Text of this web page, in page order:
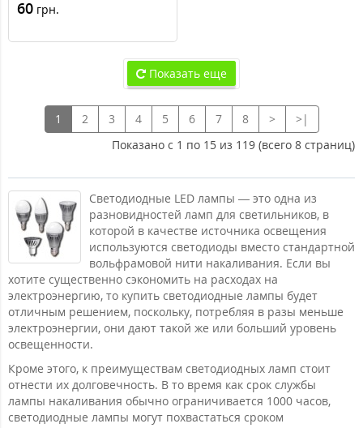
60 грн.
Показать еще
1 2 3 4 5 6 7 8 >
>|
Показано с 1 по 15 из 119 (всего 8 страниц)
Светодиодные LED лампы — это одна из
разновидностей ламп для светильников, в
которой в качестве источника освещения
используются светодиоды вместо стандартной
вольфрамовой нити накаливания. Если вы
хотите существенно сэкономить на расходах на
электроэнергию, то купить светодиодные лампы будет
отличным решением, поскольку, потребляя в разы меньше
электроэнергии, они дают такой же или больший уровень
освещенности.
Кроме этого, к преимуществам светодиодных ламп стоит
отнести их долговечность. В то время как срок службы
лампы накаливания обычно ограничивается 1000 часов,
светодиодные лампы могут похвастаться сроком